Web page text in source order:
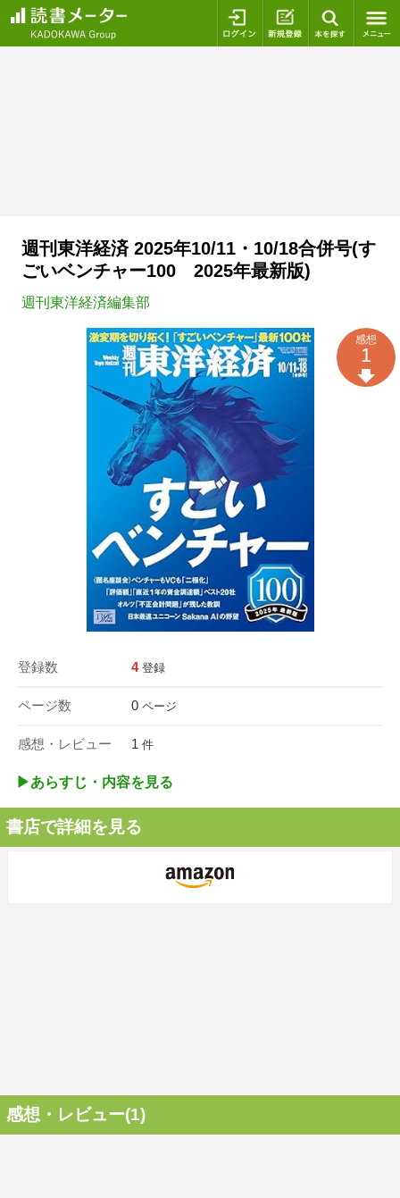
ログイン 新規登録
週刊東洋経済 2025年10/11・10/18合併号(す
ごいベンチャー100 2025年最新版)
週刊東洋経済編集部
登録数 4 登録
ページ数 0 ページ
感想・レビュー 1 件
感想
1
▶︎あらすじ・内容を見る
書店で詳細を見る
感想・レビュー(1)